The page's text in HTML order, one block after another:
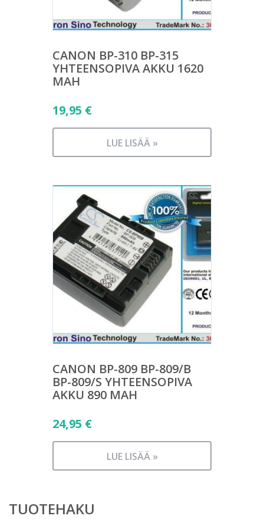
CANON BP-310 BP-315
YHTEENSOPIVA AKKU 1620
MAH
19,95 €
LUE LISÄÄ »
CANON BP-809 BP-809/B
BP-809/S YHTEENSOPIVA
AKKU 890 MAH
24,95 €
LUE LISÄÄ »
TUOTEHAKU